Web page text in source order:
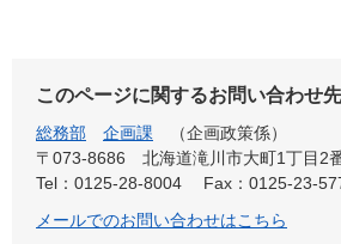
このページに関するお問い合わせ先
総務部 企画課
企画政策係
〒073-8686
北海道滝川市大町1丁目2
Tel：0125-28-8004
Fax：0125-23-
メールでのお問い合わせはこちら